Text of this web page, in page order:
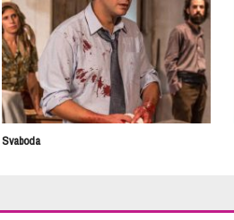
Svaboda